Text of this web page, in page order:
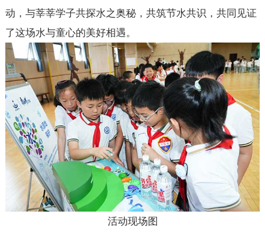
动，与莘莘学子共探水之奥秘，共筑节水共识，共同见证
了这场水与童心的美好相遇。
活动现场图